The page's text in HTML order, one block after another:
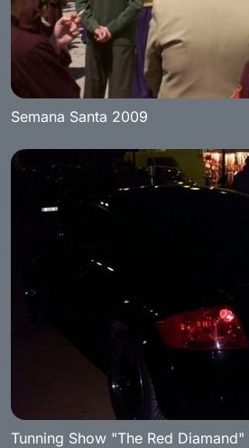
Semana Santa 2009
Tunning Show "The Red